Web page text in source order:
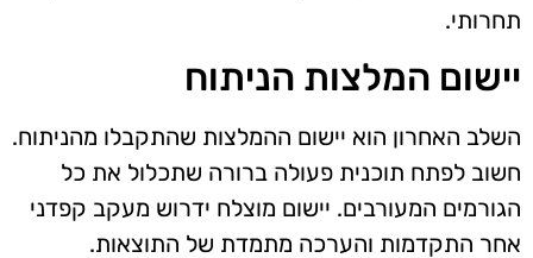
תחרותי.
יישום המלצות הניתוח
השלב האחרון הוא יישום ההמלצות שהתקבלו מהניתוח.
חשוב לפתח תוכנית פעולה ברורה שתכלול את כל
הגורמים המעורבים. יישום מוצלח ידרוש מעקב קפדני
אחר התקדמות והערכה מתמדת של התוצאות.